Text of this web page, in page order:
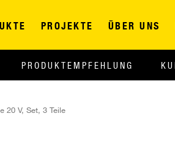
PROJEKTE ÜBER UNS
PRODUKTEMPFEHLUNG
20 V, Set, 3 Teile